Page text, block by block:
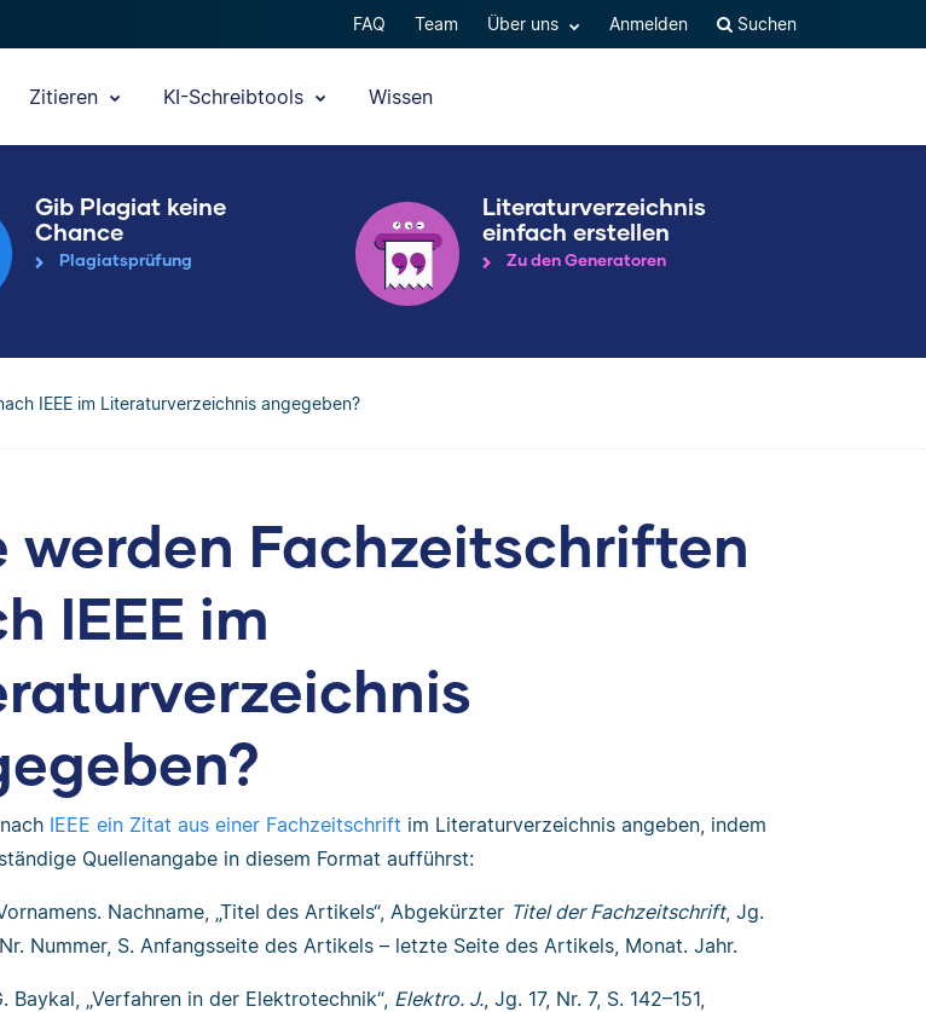
FAQ Team Über uns Anmelden Suchen
Zitieren KI-Schreibtools Wissen
Gib Plagiat keine
Chance
Plagiatsprüfung
Literaturverzeichnis
einfach erstellen
Zu den Generatoren
IEEE im Literaturverzeichnis angegeben?
werden Fachzeitschriften
IEEE im
IEEE ein Zitat aus einer Fachzeitschrift im Literaturverzeichnis angeben, indem
Quellenangabe in diesem Format aufführst:
Nachname, „Titel des Artikels“, Abgekürzter Titel der Fachzeitschrift, Jg.
Nummer, S. Anfangsseite des Artikels – letzte Seite des Artikels, Monat. Jahr.
Baykal, „Verfahren in der Elektrotechnik“, Elektro. J., Jg. 17, Nr. 7, S. 142–151,